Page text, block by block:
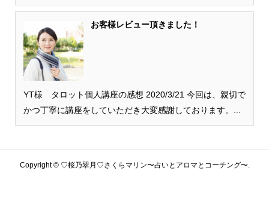
お客様レビュー頂きました！
YT様 タロット個人講座の感想 2020/3/21 今回は、親切で
かつ丁寧に講座をしていただき大変感謝しております。...
Copyright ©♡桜乃翠月♡さくらマリン〜占いとアロマとコーチング〜.